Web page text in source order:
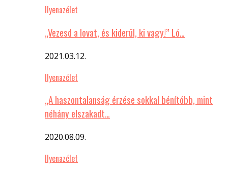
Ilyenazélet
„Vezesd a lovat, és kiderül, ki vagy!” Ló…
2021.03.12.
Ilyenazélet
„A haszontalanság érzése sokkal bénítóbb, mint
néhány elszakadt…
2020.08.09.
Ilyenazélet